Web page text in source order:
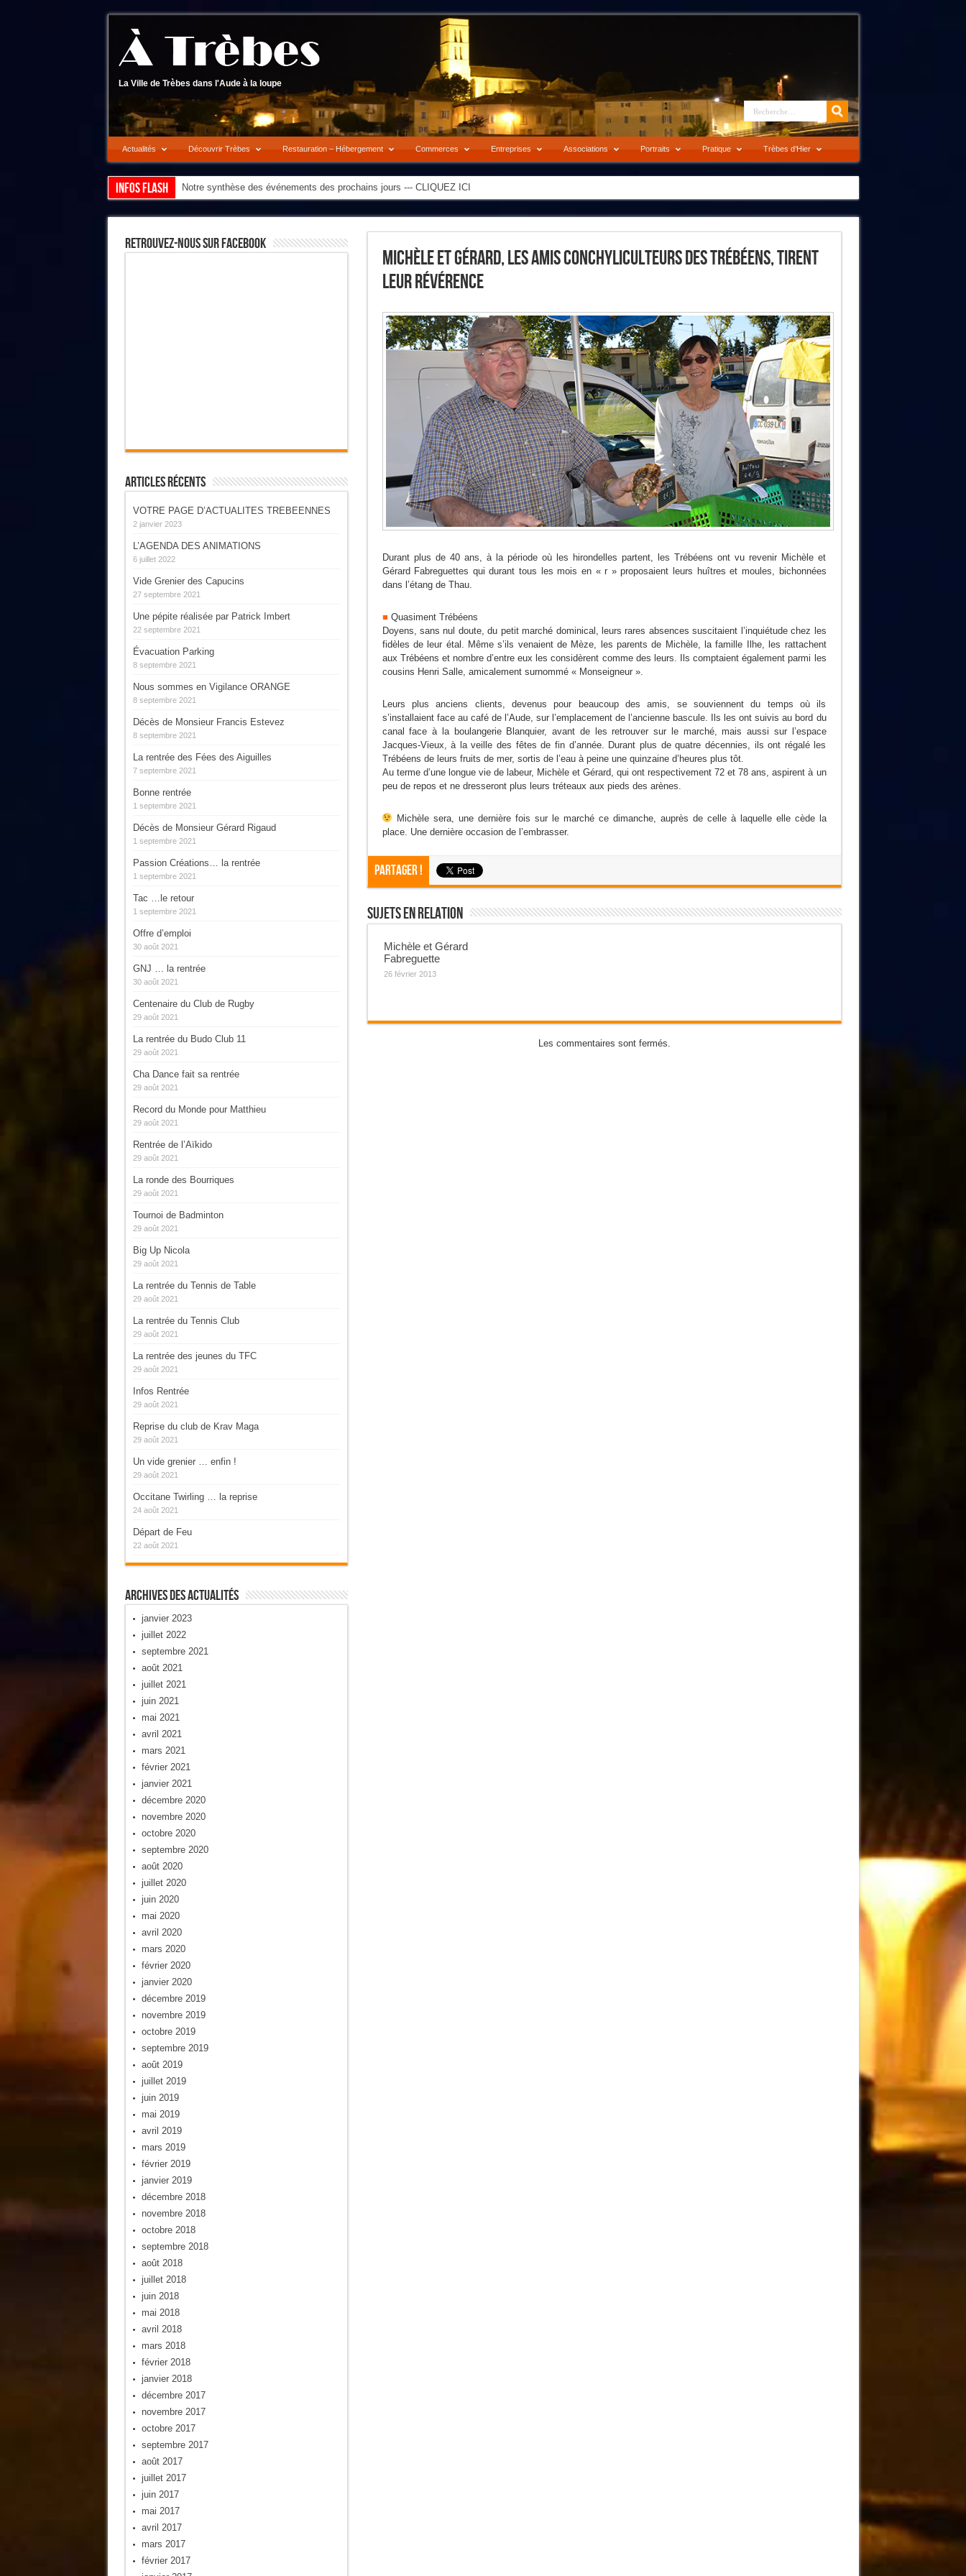
La Ville de Trèbes dans l'Aude à la loupe
Actualités Découvrir Trèbes Restauration – Hébergement Commerces Entreprises Associations Portraits Pratique Trèbes d’Hier
Infos flash Notre synthèse des événements des prochains jours --- CLIQUEZ ICI
Michèle Et Gérard, Les Amis Conchyliculteurs Des Trébéens, Tirent
Leur Révérence
Durant plus de 40 ans, à la période où les hirondelles partent, les Trébéens ont vu revenir Michèle et
Gérard Fabreguettes qui durant tous les mois en « r » proposaient leurs huîtres et moules, bichonnées
dans l’étang de Thau.
■ Quasiment Trébéens
Doyens, sans nul doute, du petit marché dominical, leurs rares absences suscitaient l’inquiétude chez les
fidèles de leur étal. Même s’ils venaient de Mèze, les parents de Michèle, la famille Ilhe, les rattachent
aux Trébéens et nombre d’entre eux les considèrent comme des leurs. Ils comptaient également parmi les
cousins Henri Salle, amicalement surnommé « Monseigneur ».
Leurs plus anciens clients, devenus pour beaucoup des amis, se souviennent du temps où ils
s’installaient face au café de l’Aude, sur l’emplacement de l’ancienne bascule. Ils les ont suivis au bord du
canal face à la boulangerie Blanquier, avant de les retrouver sur le marché, mais aussi sur l’espace
Jacques-Vieux, à la veille des fêtes de fin d’année. Durant plus de quatre décennies, ils ont régalé les
Trébéens de leurs fruits de mer, sortis de l’eau à peine une quinzaine d’heures plus tôt.
Au terme d’une longue vie de labeur, Michèle et Gérard, qui ont respectivement 72 et 78 ans, aspirent à un
peu de repos et ne dresseront plus leurs tréteaux aux pieds des arènes.
Michèle sera, une dernière fois sur le marché ce dimanche, auprès de celle à laquelle elle cède la
place. Une dernière occasion de l’embrasser.
Partager !
Sujets En Relation
Michèle et Gérard
Fabreguette
26 février 2013
Les commentaires sont fermés.
Retrouvez-Nous Sur Facebook
Articles Récents
VOTRE PAGE D’ACTUALITES TREBEENNES
2 janvier 2023
L’AGENDA DES ANIMATIONS
6 juillet 2022
Vide Grenier des Capucins
27 septembre 2021
Une pépite réalisée par Patrick Imbert
22 septembre 2021
Évacuation Parking
8 septembre 2021
Nous sommes en Vigilance ORANGE
8 septembre 2021
Décès de Monsieur Francis Estevez
8 septembre 2021
La rentrée des Fées des Aiguilles
7 septembre 2021
Bonne rentrée
1 septembre 2021
Décès de Monsieur Gérard Rigaud
1 septembre 2021
Passion Créations… la rentrée
1 septembre 2021
Tac …le retour
1 septembre 2021
Offre d’emploi
30 août 2021
GNJ … la rentrée
30 août 2021
Centenaire du Club de Rugby
29 août 2021
La rentrée du Budo Club 11
29 août 2021
Cha Dance fait sa rentrée
29 août 2021
Record du Monde pour Matthieu
29 août 2021
Rentrée de l’Aïkido
29 août 2021
La ronde des Bourriques
29 août 2021
Tournoi de Badminton
29 août 2021
Big Up Nicola
29 août 2021
La rentrée du Tennis de Table
29 août 2021
La rentrée du Tennis Club
29 août 2021
La rentrée des jeunes du TFC
29 août 2021
Infos Rentrée
29 août 2021
Reprise du club de Krav Maga
29 août 2021
Un vide grenier … enfin !
29 août 2021
Occitane Twirling … la reprise
24 août 2021
Départ de Feu
22 août 2021
Archives Des Actualités
janvier 2023
juillet 2022
septembre 2021
août 2021
juillet 2021
juin 2021
mai 2021
avril 2021
mars 2021
février 2021
janvier 2021
décembre 2020
novembre 2020
octobre 2020
septembre 2020
août 2020
juillet 2020
juin 2020
mai 2020
avril 2020
mars 2020
février 2020
janvier 2020
décembre 2019
novembre 2019
octobre 2019
septembre 2019
août 2019
juillet 2019
juin 2019
mai 2019
avril 2019
mars 2019
février 2019
janvier 2019
décembre 2018
novembre 2018
octobre 2018
septembre 2018
août 2018
juillet 2018
juin 2018
mai 2018
avril 2018
mars 2018
février 2018
janvier 2018
décembre 2017
novembre 2017
octobre 2017
septembre 2017
août 2017
juillet 2017
juin 2017
mai 2017
avril 2017
mars 2017
février 2017